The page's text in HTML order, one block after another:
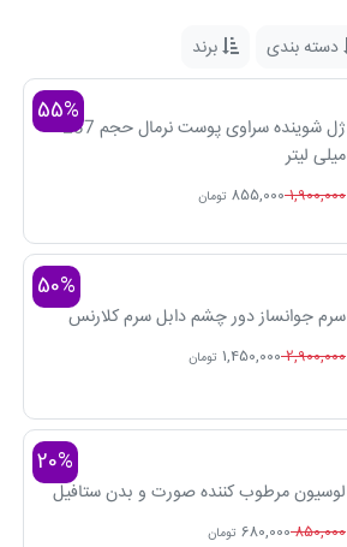
دسته بندی برند
55%
ژل شوینده سراوی پوست نرمال حجم 237
میلی لیتر
1,900,000
855,000 تومان
50%
سرم جوانساز دور چشم دابل سرم کلارنس
2,900,000
1,450,000 تومان
20%
لوسیون مرطوب کننده صورت و بدن ستافیل
850,000
680,000 تومان